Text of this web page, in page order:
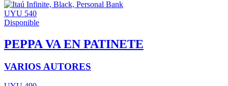
UYU 540
Disponible
PEPPA VA EN PATINETE
VARIOS AUTORES